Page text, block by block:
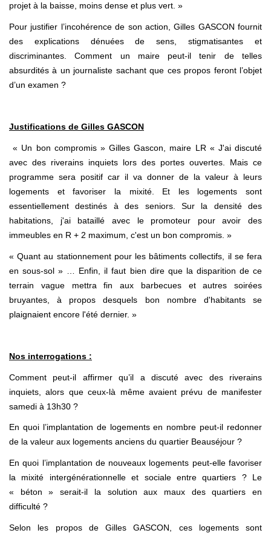
projet à la baisse, moins dense et plus vert. »
Pour justifier l’incohérence de son action, Gilles GASCON fournit
des explications dénuées de sens, stigmatisantes et
discriminantes. Comment un maire peut-il tenir de telles
absurdités à un journaliste sachant que ces propos feront l’objet
d’un examen ?
Justifications de Gilles GASCON
« Un bon compromis » Gilles Gascon, maire LR « J'ai discuté
avec des riverains inquiets lors des portes ouvertes. Mais ce
programme sera positif car il va donner de la valeur à leurs
logements et favoriser la mixité. Et les logements sont
essentiellement destinés à des seniors. Sur la densité des
habitations, j'ai bataillé avec le promoteur pour avoir des
immeubles en R + 2 maximum, c'est un bon compromis. »
« Quant au stationnement pour les bâtiments collectifs, il se fera
en sous-sol » … Enfin, il faut bien dire que la disparition de ce
terrain vague mettra fin aux barbecues et autres soirées
bruyantes, à propos desquels bon nombre d'habitants se
plaignaient encore l'été dernier. »
Nos interrogations :
Comment peut-il affirmer qu’il a discuté avec des riverains
inquiets, alors que ceux-là même avaient prévu de manifester
samedi à 13h30 ?
En quoi l’implantation de logements en nombre peut-il redonner
de la valeur aux logements anciens du quartier Beauséjour ?
En quoi l’implantation de nouveaux logements peut-elle favoriser
la mixité intergénérationnelle et sociale entre quartiers ? Le
« béton » serait-il la solution aux maux des quartiers en
difficulté ?
Selon les propos de Gilles GASCON, ces logements sont